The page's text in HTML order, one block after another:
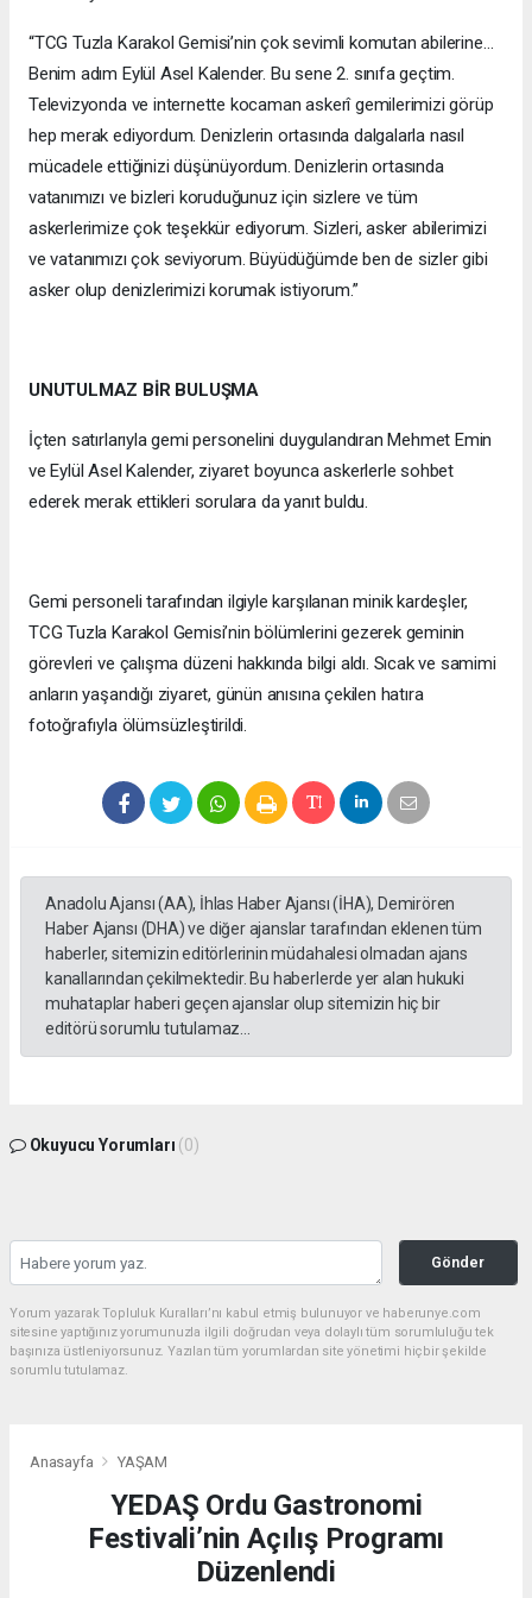
“TCG Tuzla Karakol Gemisi’nin çok sevimli komutan abilerine…
Benim adım Eylül Asel Kalender. Bu sene 2. sınıfa geçtim.
Televizyonda ve internette kocaman askerî gemilerimizi görüp
hep merak ediyordum. Denizlerin ortasında dalgalarla nasıl
mücadele ettiğinizi düşünüyordum. Denizlerin ortasında
vatanımızı ve bizleri koruduğunuz için sizlere ve tüm
askerlerimize çok teşekkür ediyorum. Sizleri, asker abilerimizi
ve vatanımızı çok seviyorum. Büyüdüğümde ben de sizler gibi
asker olup denizlerimizi korumak istiyorum.”
UNUTULMAZ BİR BULUŞMA
İçten satırlarıyla gemi personelini duygulandıran Mehmet Emin
ve Eylül Asel Kalender, ziyaret boyunca askerlerle sohbet
ederek merak ettikleri sorulara da yanıt buldu.
Gemi personeli tarafından ilgiyle karşılanan minik kardeşler,
TCG Tuzla Karakol Gemisi’nin bölümlerini gezerek geminin
görevleri ve çalışma düzeni hakkında bilgi aldı. Sıcak ve samimi
anların yaşandığı ziyaret, günün anısına çekilen hatıra
fotoğrafıyla ölümsüzleştirildi.
Anadolu Ajansı (AA), İhlas Haber Ajansı (İHA), Demirören
Haber Ajansı (DHA) ve diğer ajanslar tarafından eklenen tüm
haberler, sitemizin editörlerinin müdahalesi olmadan ajans
kanallarından çekilmektedir. Bu haberlerde yer alan hukuki
muhataplar haberi geçen ajanslar olup sitemizin hiç bir
editörü sorumlu tutulamaz...
Okuyucu Yorumları (0)
Gönder
Yorum yazarak Topluluk Kuralları’nı kabul etmiş bulunuyor ve haberunye.com
sitesine yaptığınız yorumunuzla ilgili doğrudan veya dolaylı tüm sorumluluğu tek
başınıza üstleniyorsunuz. Yazılan tüm yorumlardan site yönetimi hiçbir şekilde
sorumlu tutulamaz.
Anasayfa YAŞAM
YEDAŞ Ordu Gastronomi
Festivali’nin Açılış Programı
Düzenlendi